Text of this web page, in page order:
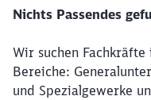
Nichts Passendes
Wir suchen
Bereiche:
und Spezialgewerke